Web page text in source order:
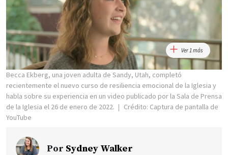
Ver 1 más
Becca Ekberg, una joven adulta de Sandy, Utah, completó
recientemente el nuevo curso de resiliencia emocional de la Iglesia y
habla sobre su experiencia en un video publicado por la Sala de Prensa
de la Iglesia el 26 de enero de 2022.
Crédito: Captura de pantalla de
YouTube
Por Sydney Walker